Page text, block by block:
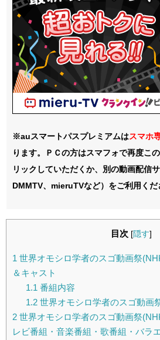
※auスマートパスプレミアムはスマホ
ります。ＰＣの方はスマフォで再度こ
リックしていただくか、別の動画配信
DMMTV、mieruTVなど）をご利用くだ
目次 [隠す]
1 世界オモシロ学者のスゴ動画祭
＆キャスト
1.1 番組内容
1.2世界オモシロ学者のスゴ動画
2 世界オモシロ学者のスゴ動画祭
レビ番組・音楽番組・歌番組・バラ